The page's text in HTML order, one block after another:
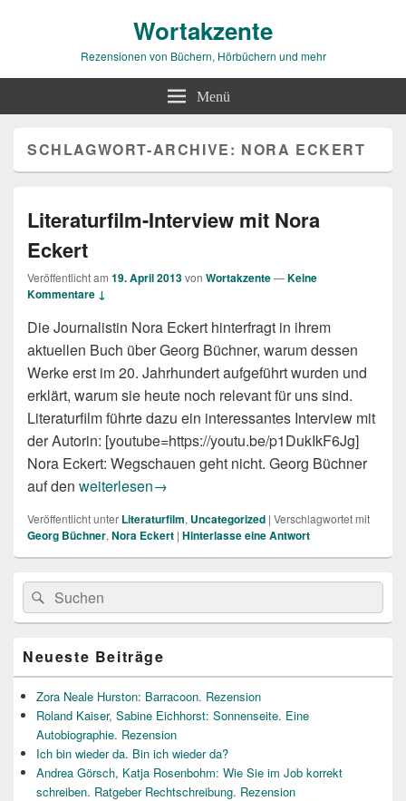
Wortakzente
Rezensionen von Büchern, Hörbüchern und mehr
Menü
SCHLAGWORT-ARCHIVE: NORA ECKERT
Literaturfilm-Interview mit Nora
Eckert
Veröffentlicht am 19. April 2013von Wortakzente—Keine
Kommentare ↓
Die Journalistin Nora Eckert hinterfragt in ihrem
aktuellen Buch über Georg Büchner, warum dessen
Werke erst im 20. Jahrhundert aufgeführt wurden und
erklärt, warum sie heute noch relevant für uns sind.
Literaturfilm führte dazu ein interessantes Interview mit
der Autorin: [youtube=https://youtu.be/p1DukIkF6Jg]
Nora Eckert: Wegschauen geht nicht. Georg Büchner
auf den Literaturfilm-Interview mit Nora Eckert
weiterlesen→
Veröffentlicht unter Literaturfilm, Uncategorized | Verschlagwortet mit
Georg Büchner, Nora Eckert | Hinterlasse eine Antwort
Primärer
Seitenleisten
Widget-
Bereich
Suche
nach:
Suchen
Neueste Beiträge
Zora Neale Hurston: Barracoon. Rezension
Roland Kaiser, Sabine Eichhorst: Sonnenseite. Eine
Autobiographie. Rezension
Ich bin wieder da. Bin ich wieder da?
Andrea Görsch, Katja Rosenbohm: Wie Sie im Job korrekt
schreiben. Ratgeber Rechtschreibung. Rezension